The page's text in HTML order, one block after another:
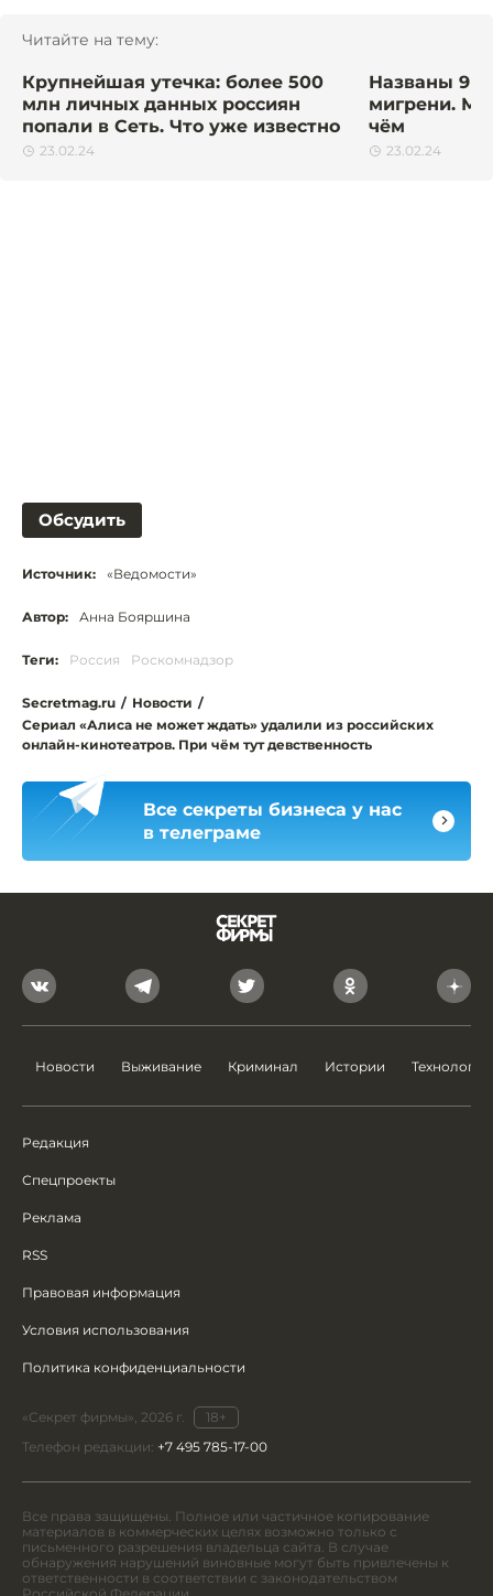
Читайте на тему:
Крупнейшая утечка: более 500
млн личных данных россиян
попали в Сеть. Что уже известно
23.02.24
Названы 9
мигрени.
чём
23.02.24
Обсудить
Источник: «Ведомости»
Автор: Анна Бояршина
Теги: Россия Роскомнадзор
Secretmag.ru / Новости /
Сериал «Алиса не может ждать» удалили из российских
онлайн-кинотеатров. При чём тут девственность
Все секреты бизнеса у нас
в телеграме
Новости Выживание Криминал Истории Технологии
Редакция
Спецпроекты
Реклама
RSS
Правовая информация
Условия использования
Политика конфиденциальности
«Секрет фирмы», 2026 г.
18+
Телефон редакции: +7 495 785-17-00
Все права защищены. Полное или частичное копирование
материалов в коммерческих целях возможно только с
письменного разрешения владельца сайта. В случае
обнаружения нарушений виновные могут быть привлечены к
ответственности в соответствии с законодательством